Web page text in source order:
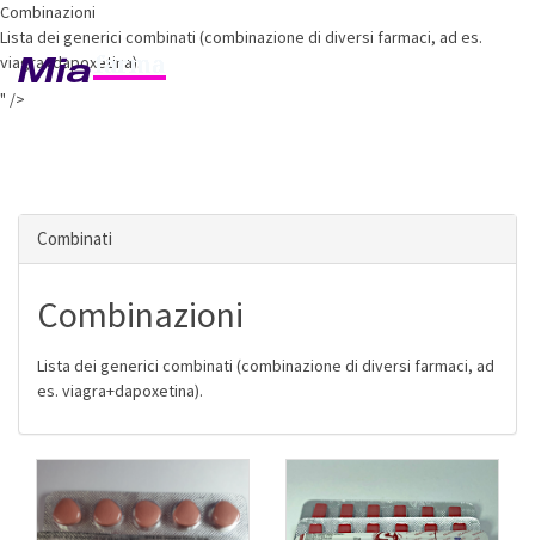
Combinazioni
Lista dei generici combinati (combinazione di diversi farmaci, ad es.
viagra+dapoxetina).
" />
Combinati
Combinazioni
Lista dei generici combinati (combinazione di diversi farmaci, ad
es. viagra+dapoxetina).